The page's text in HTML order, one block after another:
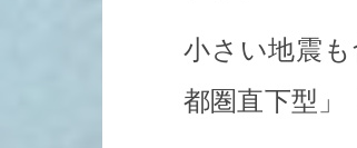
小さい地震
都圏直下型